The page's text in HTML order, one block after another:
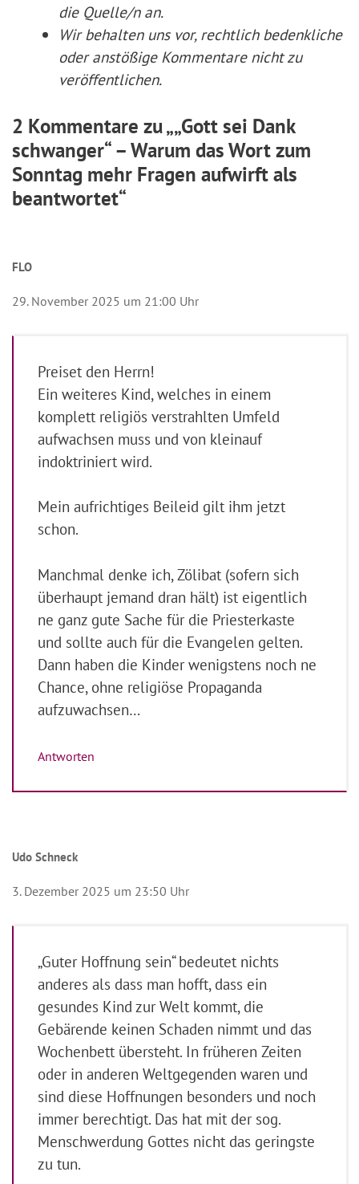
die Quelle/n an.
Wir behalten uns vor, rechtlich bedenkliche
oder anstößige Kommentare nicht zu
veröffentlichen.
2 Kommentare zu „„Gott sei Dank
schwanger“ – Warum das Wort zum
Sonntag mehr Fragen aufwirft als
beantwortet“
FLO
29. November 2025 um 21:00 Uhr
Preiset den Herrn!
Ein weiteres Kind, welches in einem
komplett religiös verstrahlten Umfeld
aufwachsen muss und von kleinauf
indoktriniert wird.
Mein aufrichtiges Beileid gilt ihm jetzt
schon.
Manchmal denke ich, Zölibat (sofern sich
überhaupt jemand dran hält) ist eigentlich
ne ganz gute Sache für die Priesterkaste
und sollte auch für die Evangelen gelten.
Dann haben die Kinder wenigstens noch ne
Chance, ohne religiöse Propaganda
aufzuwachsen…
Antworten
Udo Schneck
3. Dezember 2025 um 23:50 Uhr
„Guter Hoffnung sein“ bedeutet nichts
anderes als dass man hofft, dass ein
gesundes Kind zur Welt kommt, die
Gebärende keinen Schaden nimmt und das
Wochenbett übersteht. In früheren Zeiten
oder in anderen Weltgegenden waren und
sind diese Hoffnungen besonders und noch
immer berechtigt. Das hat mit der sog.
Menschwerdung Gottes nicht das geringste
zu tun.